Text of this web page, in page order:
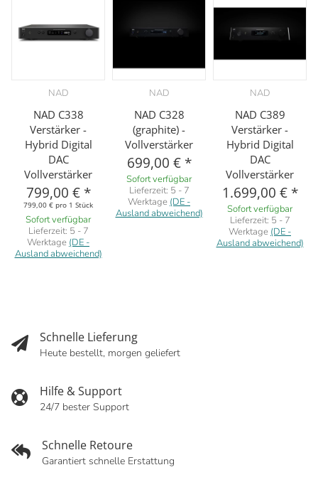
NAD
NAD C338
Verstärker -
Hybrid Digital
DAC
Vollverstärker
799,00 € *
799,00 € pro 1 Stück
Sofort verfügbar
Lieferzeit: 5 - 7
Werktage (DE -
Ausland abweichend)
NAD
NAD C328
(graphite) -
Vollverstärker
699,00 € *
Sofort verfügbar
Lieferzeit: 5 - 7
Werktage (DE -
Ausland abweichend)
NAD
NAD C389
Verstärker -
Hybrid Digital
DAC
Vollverstärker
1.699,00 € *
Sofort verfügbar
Lieferzeit: 5 - 7
Werktage (DE -
Ausland abweichend)
Schnelle Lieferung
Heute bestellt, morgen geliefert
Hilfe & Support
24/7 bester Support
Schnelle Retoure
Garantiert schnelle Erstattung